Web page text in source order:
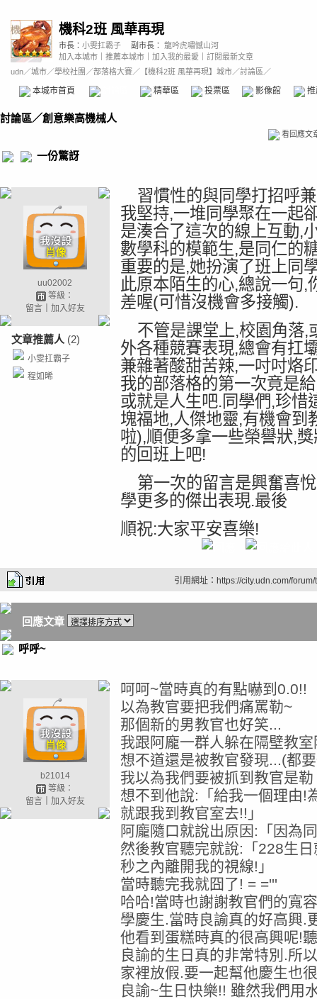
機科2班 風華再現
市長： 小雯扛霸子 副市長： 龍吟虎嘯憾山河
加入本城市
推薦本城市 加入我的最愛
訂閱最新文章
udn／城市／學校社團 ／部落格大賽／ 【機科2班 風華再現】城市／討論區／
本城市首頁 精華區 投票區 影像館
討論區／創意樂高機械人
看回應文
一份驚訝
uu02002
等級：
留言｜ 加入好友
文章推薦人 (2)
小雯扛霸子
程如晞
習慣性的與同學打招呼
我堅持,一堆同學聚在一起
是湊合了這次的線上互動,
數學科的模範生,是同仁的
重要的是,她扮演了班上同
此原本陌生的心,總說一句,
差喔(可惜沒機會多接觸).
不管是課堂上,校園角落,
外各種競賽表現,總會有扛
兼雜著酸甜苦辣,一吋吋烙
我的部落格的第一次竟是
或就是人生吧.同學們,珍惜
塊福地,人傑地靈,有機會到
啦),順便多拿一些榮譽狀,
的回班上吧!
第一次的留言是興奮喜
學更多的傑出表現.最後
順祝:大家平安喜樂!
引用網址：https://city.udn.com/
回應文章
呼呼~
b21014
等級：
留言｜ 加入好友
呵呵~當時真的有點嚇到0.0!!
以為教官要把我們痛罵勒~
那個新的男教官也好笑...
我跟阿龐一群人躲在隔壁教
想不道還是被教官發現...(都
我以為我們要被抓到教官是勒
想不到他說:「給我一個理由!
就跟我到教官室去!!」
阿龐隨口就說出原因:「因為
然後教官聽完就說:「228生
秒之內離開我的視線!」
當時聽完我就囧了! = ='''
哈哈!當時也謝謝教官們的寬
學慶生.當時良諭真的好高興.
他看到蛋糕時真的很高興呢!
良諭的生日真的非常特別.所
家裡放假.要一起幫他慶生也
良諭~生日快樂!! 雖然我們用